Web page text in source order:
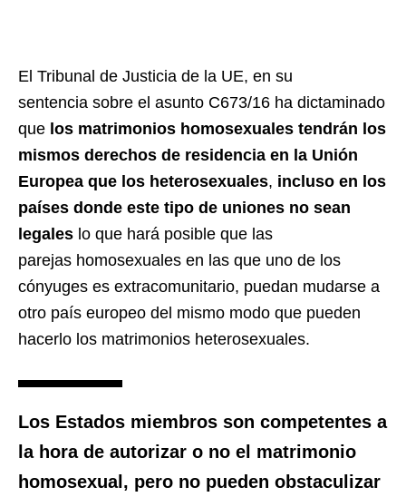
El Tribunal de Justicia de la UE, en su
sentencia sobre el asunto C673/16 ha dictaminado
que los matrimonios homosexuales tendrán los
mismos derechos de residencia en la Unión
Europea que los heterosexuales, incluso en los
países donde este tipo de uniones no sean
legales lo que hará posible que las
parejas homosexuales en las que uno de los
cónyuges es extracomunitario, puedan mudarse a
otro país europeo del mismo modo que pueden
hacerlo los matrimonios heterosexuales.
Los Estados miembros son competentes a
la hora de autorizar o no el matrimonio
homosexual, pero no pueden obstaculizar